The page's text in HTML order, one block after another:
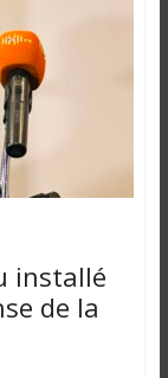
installé
de la